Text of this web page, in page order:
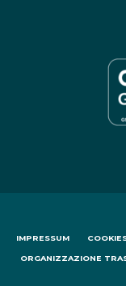
IMPRESSUM
ORGANIZZAZIONE